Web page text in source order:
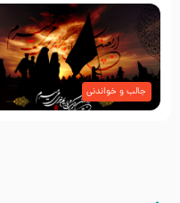
جالب و خواندنی